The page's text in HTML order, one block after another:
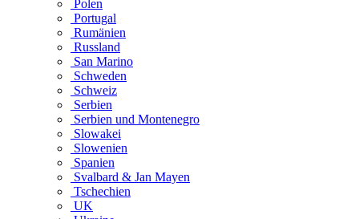
Polen
Portugal
Rumänien
Russland
San Marino
Schweden
Schweiz
Serbien
Serbien und Montenegro
Slowakei
Slowenien
Spanien
Svalbard & Jan Mayen
Tschechien
UK